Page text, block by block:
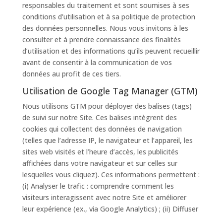
responsables du traitement et sont soumises à ses
conditions d’utilisation et à sa politique de protection
des données personnelles. Nous vous invitons à les
consulter et à prendre connaissance des finalités
d’utilisation et des informations qu’ils peuvent recueillir
avant de consentir à la communication de vos
données au profit de ces tiers.
Utilisation de Google Tag Manager (GTM)
Nous utilisons GTM pour déployer des balises (tags)
de suivi sur notre Site. Ces balises intègrent des
cookies qui collectent des données de navigation
(telles que l’adresse IP, le navigateur et l’appareil, les
sites web visités et l’heure d’accès, les publicités
affichées dans votre navigateur et sur celles sur
lesquelles vous cliquez). Ces informations permettent :
(i) Analyser le trafic : comprendre comment les
visiteurs interagissent avec notre Site et améliorer
leur expérience (ex., via Google Analytics) ; (ii) Diffuser